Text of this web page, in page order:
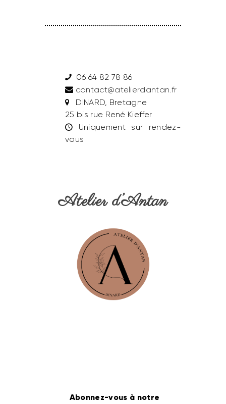
06 64 82 78 86
contact@atelierdantan.fr
DINARD, Bretagne
25 bis rue René Kieffer
Uniquement sur rendez-
vous
Atelier d’Antan
Abonnez-vous à notre